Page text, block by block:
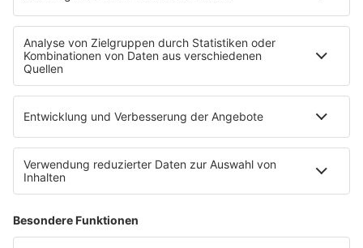
Service
Datenschutz
Datenschutzeinstellungen
Impressum
Nutzungsbedingungen
Stromvergleich
Werbung buchen
Moderatoren buchen